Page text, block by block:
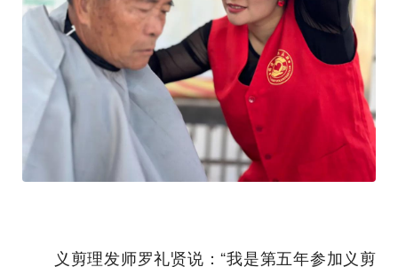
义剪理发师罗礼贤说：“我是第五年参加义剪